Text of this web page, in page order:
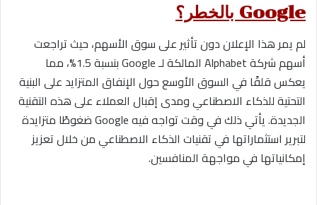
Google بالخطر؟
لم يمر هذا الإعلان دون تأثير على سوق الأسهم، حيث تراجعت
أسهم شركة Alphabet المالكة لـ Google بنسبة 1.5%، مما
يعكس قلقًا في السوق الأوسع حول الإنفاق المتزايد على البنية
التحتية للذكاء الاصطناعي ومدى إقبال العملاء على هذه التقنية
الجديدة. يأتي ذلك في وقت تواجه فيه Google ضغوطًا متزايدة
لتبرير استثماراتها في تقنيات الذكاء الاصطناعي من خلال تعزيز
إمكانياتها في مواجهة المنافسين.